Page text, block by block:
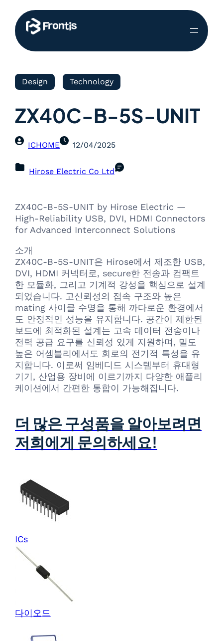
Design Technology
ZX40C-B-5S-UNIT
ICHOME 12/04/2025
Hirose Electric Co Ltd
ZX40C-B-5S-UNIT by Hirose Electric —
High-Reliability USB, DVI, HDMI Connectors
for Advanced Interconnect Solutions
소개
ZX40C-B-5S-UNIT은 Hirose에서 제조한 USB,
DVI, HDMI 커넥터로, secure한 전송과 컴팩트
한 모듈화, 그리고 기계적 강성을 핵심으로 설계
되었습니다. 고신뢰성의 접속 구조와 높은
mating 사이클 수명을 통해 까다로운 환경에서
도 안정적인 성능을 유지합니다. 공간이 제한된
보드에 최적화된 설계는 고속 데이터 전송이나
전력 공급 요구를 신뢰성 있게 지원하며, 밀도
높은 어셈블리에서도 회로의 전기적 특성을 유
지합니다. 이로써 임베디드 시스템부터 휴대형
기기, 산업용 장비에 이르기까지 다양한 애플리
케이션에서 간편한 통합이 가능해집니다.
더 많은 구성품을 알아보려면
저희에게 문의하세요!
ICs
다이오드